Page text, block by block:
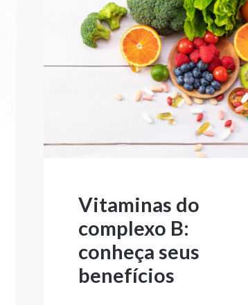
Vitaminas do
complexo B:
conheça seus
benefícios